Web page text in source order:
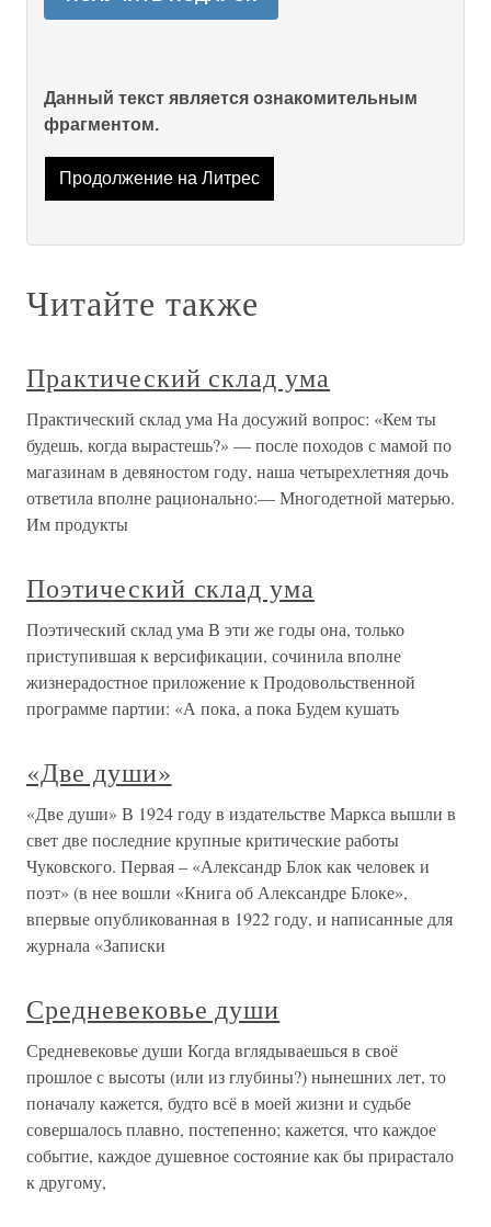
Данный текст является ознакомительным
фрагментом.
Продолжение на Литрес
Читайте также
Практический склад ума
Практический склад ума На досужий вопрос: «Кем ты
будешь, когда вырастешь?» — после походов с мамой по
магазинам в девяностом году, наша четырехлетняя дочь
ответила вполне рационально:— Многодетной матерью.
Им продукты
Поэтический склад ума
Поэтический склад ума В эти же годы она, только
приступившая к версификации, сочинила вполне
жизнерадостное приложение к Продовольственной
программе партии: «А пока, а пока Будем кушать
«Две души»
«Две души» В 1924 году в издательстве Маркса вышли в
свет две последние крупные критические работы
Чуковского. Первая – «Александр Блок как человек и
поэт» (в нее вошли «Книга об Александре Блоке»,
впервые опубликованная в 1922 году, и написанные для
журнала «Записки
Средневековье души
Средневековье души Когда вглядываешься в своё
прошлое с высоты (или из глубины?) нынешних лет, то
поначалу кажется, будто всё в моей жизни и судьбе
совершалось плавно, постепенно; кажется, что каждое
событие, каждое душевное состояние как бы прирастало
к другому,